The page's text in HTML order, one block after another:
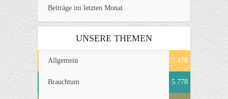
Beiträge im letzten Monat
UNSERE THEMEN
Allgemein 7.478
Brauchtum 5.778